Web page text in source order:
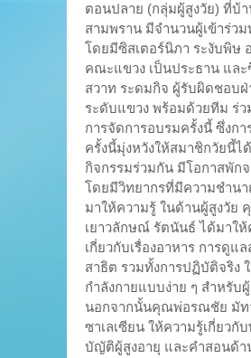
ตอนปลาย (กลุ่มผู้สูงวัย) ที่บ้
สามพราน มีจำนวนผู้เข้าร่ว
โดยมีซิสเตอร์นิภา ระงับพิษ
คณะแขวง เป็นประธาน และ
สวาท ระดมกิจ ผู้รับผิดชอบฝ่
ระดับแขวง พร้อมด้วยทีม ร่ว
การจัดการอบรมครั้งนี้ ซึ่งก
ครั้งนี้มุ่งหวังให้สมาชิกวัยนี้ไ
กิจกรรมร่วมกัน มีโอกาสพัก
โดยมีวิทยากรที่มีความชำน
มาให้ความรู้ ในด้านผู้สูงวัย
เยาวลักษณ์ รัตนันธ์ ได้มาใ
เกี่ยวกับเรื่องอาหาร การดูแ
สาธิต รวมทั้งการปฏิบัติจริง
กำลังกายแบบง่าย ๆ สำหรับ
นอกจากนั้นคุณพ่อรณชัย มัท
ซาเลเซียน ให้ความรู้เกี่ยวกั
บัญัติผู้สูงอายุ และคำสอนด้า